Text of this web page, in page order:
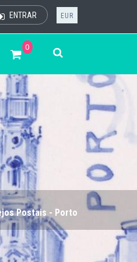
ENTRAR EUR
0
Postais - Porto